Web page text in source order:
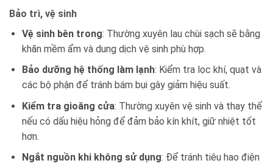
Bảo trì, vệ sinh
Vệ sinh bên trong: Thường xuyên lau chùi sạch sẽ bằng
khăn mềm ẩm và dung dịch vệ sinh phù hợp.
Bảo dưỡng hệ thống làm lạnh: Kiểm tra lọc khí, quạt và
các bộ phận để tránh bám bụi gây giảm hiệu suất.
Kiểm tra gioăng cửa: Thường xuyên vệ sinh và thay thế
nếu có dấu hiệu hỏng để đảm bảo kín khít, giữ nhiệt tốt
hơn.
Ngắt nguồn khi không sử dụng: Để tránh tiêu hao điện